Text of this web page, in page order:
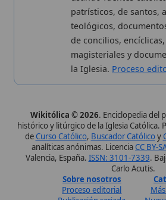
Aviso legal
Política de privacidad
Kit de
Widgets
✦ SÍGUENOS EN
Canal de WhatsApp
Únete · publicación regular
Perfil de Instagram